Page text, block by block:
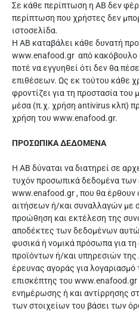
Σε κάθε περίπτωση η ΑΒ δεν
περίπτωση που χρήστες δεν
ιστοσελίδα.
Η ΑΒ καταβάλει κάθε δυνατή
www.enafood.gr από κακόβουλο
ποτέ να εγγυηθεί ότι δεν θα
επιθέσεων. Ως εκ τούτου κάθε
φροντίζει για τη προστασία
μέσα (π.χ. χρήση antivirus κλπ)
χρήση του www.enafood.gr.
ΠΡΟΣΩΠΙΚΑ ΔΕΔΟΜΕΝΑ
Η ΑΒ δύναται να διατηρεί σε
τυχόν προσωπικά δεδομένα των
www.enafood.gr , που θα έρθουν
αιτήσεων ή/και συναλλαγών με
προώθηση και εκτέλεση της
αποδέκτες των δεδομένων
φυσικά ή νομικά πρόσωπα για
προϊόντων ή/και υπηρεσιών της
έρευνας αγοράς για
επισκέπτης του www.enafood.gr
ενημέρωσης ή και αντίρρησης
των στοιχείων του βάσει των